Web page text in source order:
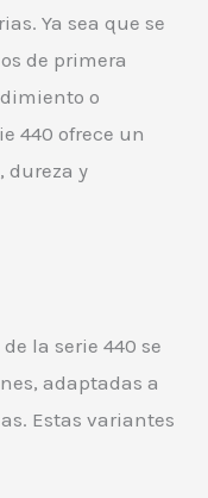
Ya sea que se
de primera
o
440 ofrece un
dureza y
la serie 440 se
adaptadas a
Estas variantes